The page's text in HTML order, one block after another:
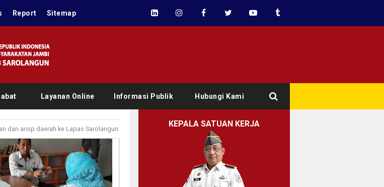
Report Sitemap
Layanan Online Informasi Publik Hubungi Kami
dan arsip daerah ke Lapas Sarolangun
KEPALA SATUAN KERJA